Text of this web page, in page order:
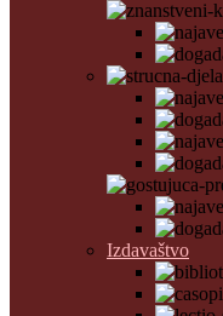
Izdavaštvo